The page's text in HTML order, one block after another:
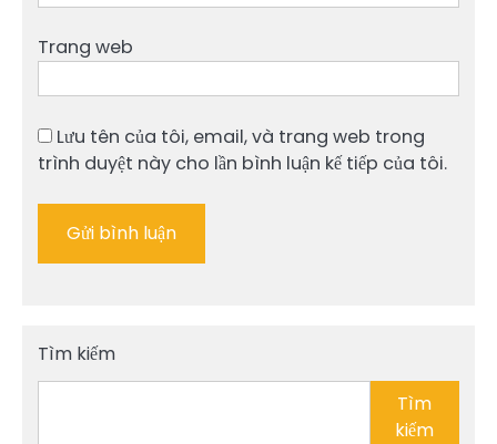
Trang web
Lưu tên của tôi, email, và trang web trong
trình duyệt này cho lần bình luận kế tiếp của tôi.
Tìm kiếm
Tìm
kiếm